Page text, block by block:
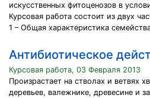
искусственных фитоценозов в
Курсовая работа состоит из двух
1 – Общая характеристика
Антибиотическое
Курсовая работа, 03 Февраля 2013
Произрастает на стволах и ветвях
деревьев, валежнике, древесине и